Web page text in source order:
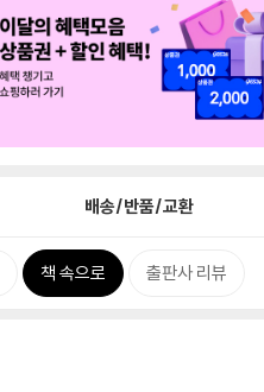
배송/반품/교환
책 속으로 출판사 리뷰